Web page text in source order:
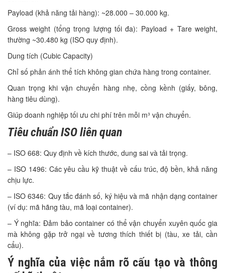
Payload (khả năng tải hàng): ~28.000 – 30.000 kg.
Gross weight (tổng trọng lượng tối đa): Payload + Tare weight,
thường ~30.480 kg (ISO quy định).
Dung tích (Cubic Capacity)
Chỉ số phản ánh thể tích không gian chứa hàng trong container.
Quan trọng khi vận chuyển hàng nhẹ, cồng kềnh (giấy, bông,
hàng tiêu dùng).
Giúp doanh nghiệp tối ưu chi phí trên mỗi m³ vận chuyển.
Tiêu chuẩn ISO liên quan
– ISO 668: Quy định về kích thước, dung sai và tải trọng.
– ISO 1496: Các yêu cầu kỹ thuật về cấu trúc, độ bền, khả năng
chịu lực.
– ISO 6346: Quy tắc đánh số, ký hiệu và mã nhận dạng container
(ví dụ: mã hãng tàu, mã loại container).
– Ý nghĩa: Đảm bảo container có thể vận chuyển xuyên quốc gia
mà không gặp trở ngại về tương thích thiết bị (tàu, xe tải, cần
cẩu).
Ý nghĩa của việc nắm rõ cấu tạo và thông